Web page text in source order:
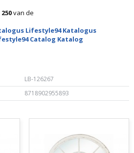
250van de
Lifestyle94 Katalogus
Catalog Katalog
LB-126267
8718902955893